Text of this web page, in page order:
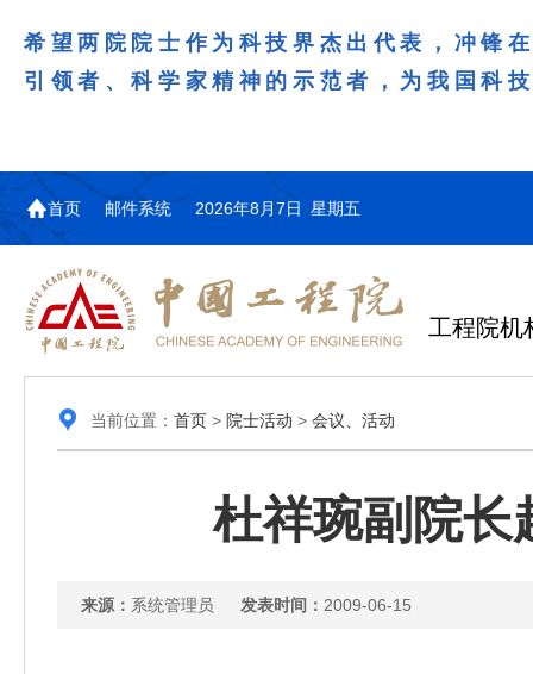
希望两院院士作为科技界杰出代表，冲锋
引领者、科学家精神的示范者，为我国科
首页 邮件系统 2026年8月7日 星期五
工程院机
当前位置： 首页> 院士活动 > 会议、活动
杜祥琬副院长
来源： 系统管理员 发表时间： 2009-06-15